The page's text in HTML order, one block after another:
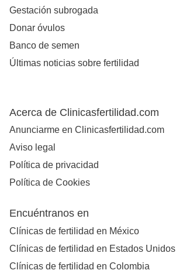
Gestación subrogada
Donar óvulos
Banco de semen
Últimas noticias sobre fertilidad
Acerca de Clinicasfertilidad.com
Anunciarme en Clinicasfertilidad.com
Aviso legal
Política de privacidad
Política de Cookies
Encuéntranos en
Clínicas de fertilidad en México
Clínicas de fertilidad en Estados Unidos
Clínicas de fertilidad en Colombia